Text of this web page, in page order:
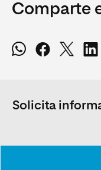
Comparte
Solicita